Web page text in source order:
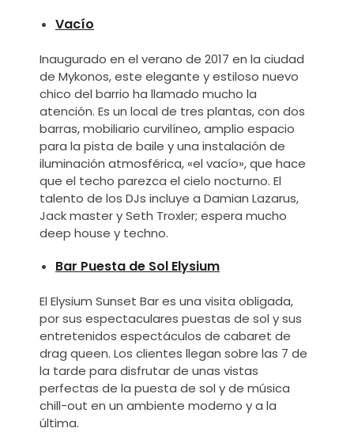
Vacío
Inaugurado en el verano de 2017 en la ciudad
de Mykonos, este elegante y estiloso nuevo
chico del barrio ha llamado mucho la
atención. Es un local de tres plantas, con dos
barras, mobiliario curvilíneo, amplio espacio
para la pista de baile y una instalación de
iluminación atmosférica, «el vacío», que hace
que el techo parezca el cielo nocturno. El
talento de los DJs incluye a Damian Lazarus,
Jack master y Seth Troxler; espera mucho
deep house y techno.
Bar Puesta de Sol Elysium
El Elysium Sunset Bar es una visita obligada,
por sus espectaculares puestas de sol y sus
entretenidos espectáculos de cabaret de
drag queen. Los clientes llegan sobre las 7 de
la tarde para disfrutar de unas vistas
perfectas de la puesta de sol y de música
chill-out en un ambiente moderno y a la
última.